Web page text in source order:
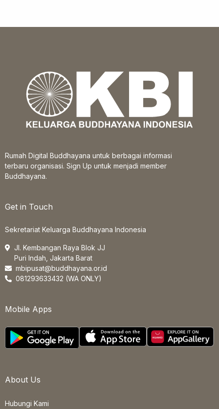
Rumah Digital Buddhayana untuk berbagai informasi
terbaru organisasi. Sign Up untuk menjadi member
Buddhayana.
Get in Touch
Sekretariat Keluarga Buddhayana Indonesia
Jl. Kembangan Raya Blok JJ
Puri Indah, Jakarta Barat
mbipusat@buddhayana.or.id
081293633432 (WA ONLY)
Mobile Apps
About Us
Hubungi Kami